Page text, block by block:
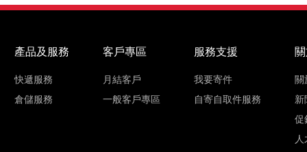
產品及服務
快遞服務
倉儲服務
客戶專區
月結客戶
一般客戶專區
服務支援
我要寄件
自寄自取件服務
關
新
促